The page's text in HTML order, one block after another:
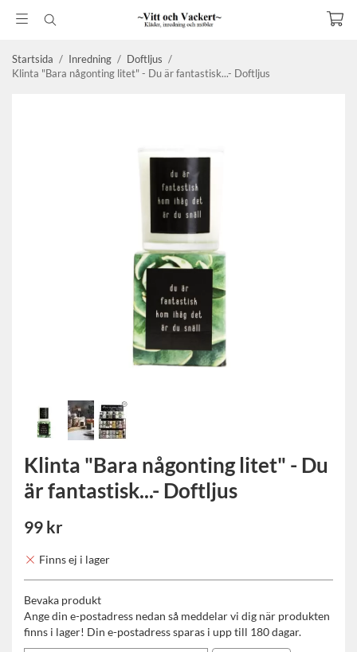
Startsida / Inredning / Doftljus /
Klinta "Bara någonting litet" - Du är fantastisk...- Doftljus
Klinta "Bara någonting litet" - Du
är fantastisk...- Doftljus
99 kr
Finns ej i lager
Bevaka produkt
Ange din e-postadress nedan så meddelar vi dig när produkten
finns i lager! Din e-postadress sparas i upp till 180 dagar.